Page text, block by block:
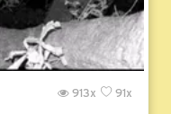
91x
913x